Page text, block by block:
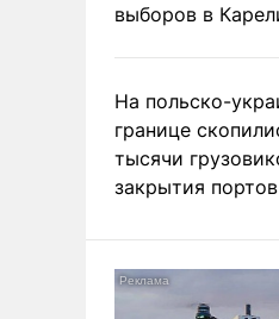
выборов в
На польско-
границе
тысячи
закрытия портов